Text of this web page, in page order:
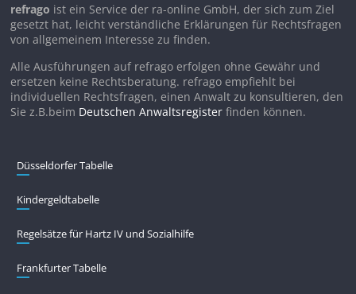
refrago ist ein Service der ra-online GmbH, der sich zum Ziel
gesetzt hat, leicht verständliche Erklärungen für Rechtsfragen
von allgemeinem Interesse zu finden.
Alle Ausführungen auf refrago erfolgen ohne Gewähr und
ersetzen keine Rechtsberatung. refrago empfiehlt bei
individuellen Rechtsfragen, einen Anwalt zu konsultieren, den
Sie z.B.beim Deutschen Anwaltsregister finden können.
Düsseldorfer Tabelle
Kindergeldtabelle
Regelsätze für Hartz IV und Sozialhilfe
Frankfurter Tabelle